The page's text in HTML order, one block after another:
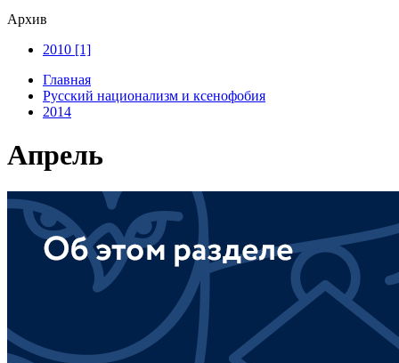
Архив
2010 [1]
Главная
Русский национализм и ксенофобия
2014
Апрель